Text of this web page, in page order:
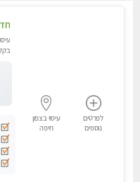
לפרטים
נוספים
עיסוי בצפון
חיפה